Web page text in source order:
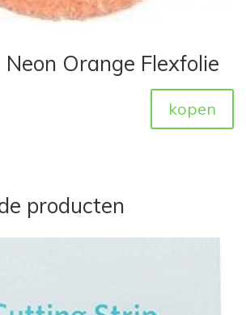
Orange Flexfolie
kopen
producten